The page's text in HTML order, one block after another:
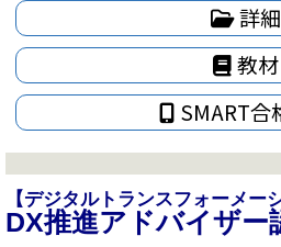
詳細
教材
SMART合
【デジタルトランスフォーメー
DX推進アドバイザー